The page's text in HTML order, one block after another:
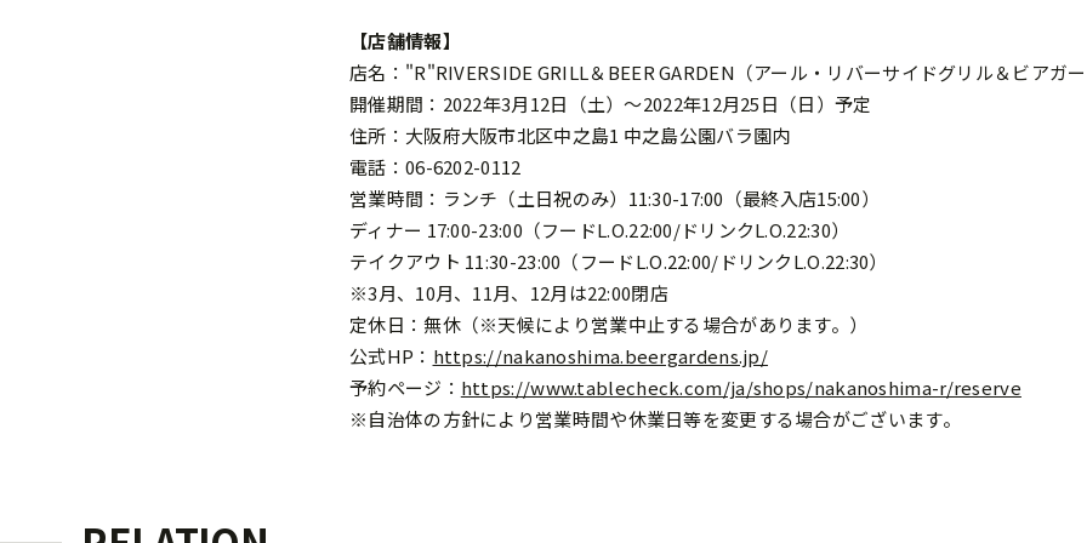
【店舗情報】
店名："R"RIVERSIDE GRILL＆BEER GARDEN（アール・リバーサイドグリル＆ビアガ
開催期間：2022年3月12日（土）～2022年12月25日（日）予定
住所：大阪府大阪市北区中之島1 中之島公園バラ園内
電話：06-6202-0112
営業時間：ランチ（土日祝のみ）11:30-17:00（最終入店15:00）
ディナー 17:00-23:00（フードL.O.22:00/ドリンクL.O.22:30）
テイクアウト 11:30-23:00（フードL.O.22:00/ドリンクL.O.22:30）
※3月、10月、11月、12月は22:00閉店
定休日：無休（※天候により営業中止する場合があります。）
公式HP： https://nakanoshima.beergardens.jp/
予約ページ： https://www.tablecheck.com/ja/shops/nakanoshima-r/reserve
※自治体の方針により営業時間や休業日等を変更する場合がございます。